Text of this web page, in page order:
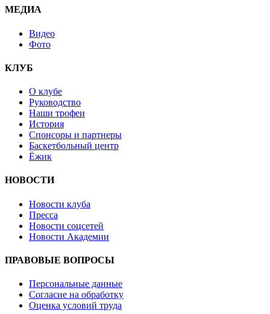
МЕДИА
Видео
Фото
КЛУБ
О клубе
Руководство
Наши трофеи
История
Спонсоры и партнеры
Баскетбольный центр
Ёжик
НОВОСТИ
Новости клуба
Пресса
Новости соцсетей
Новости Академии
ПРАВОВЫЕ ВОПРОСЫ
Персональные данные
Согласие на обработку
Оценка условий труда